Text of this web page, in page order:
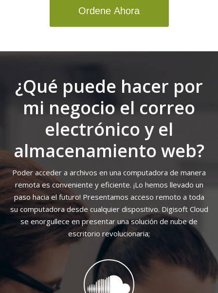
Ordene Ahora
¿Qué puede hacer por
mi negocio el correo
electrónico y el
almacenamiento web?
Poder acceder a archivos en una computadora de manera
remota es conveniente y eficiente. ¡Lo hemos llevado un
paso hacia el futuro! Presentamos acceso remoto a toda
su computadora desde cualquier dispositivo. Digisoft Cloud
se enorgullece en presentar una solución de nube de
escritorio revolucionaria;